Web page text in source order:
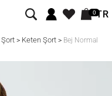
0TR
Şort> Keten Şort> Bej Normal